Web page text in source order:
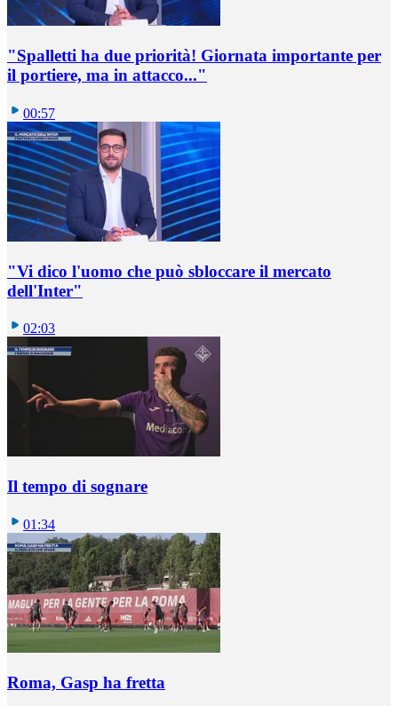
"Spalletti ha due priorità! Giornata importante per
il portiere, ma in attacco..."
00:57
"Vi dico l'uomo che può sbloccare il mercato
dell'Inter"
02:03
Il tempo di sognare
01:34
Roma, Gasp ha fretta